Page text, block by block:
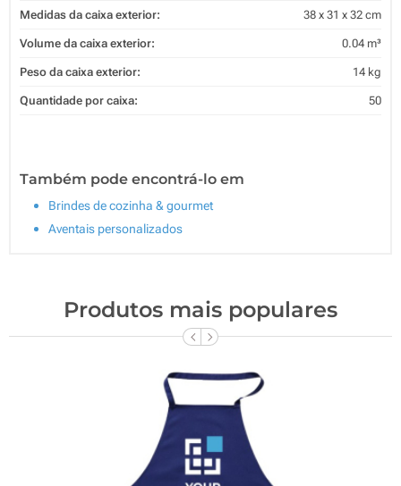
Medidas da caixa exterior: 38 x 31 x 32 cm
Volume da caixa exterior: 0.04 m³
Peso da caixa exterior: 14 kg
Quantidade por caixa: 50
Também pode encontrá-lo em
Brindes de cozinha & gourmet
Aventais personalizados
Produtos mais populares